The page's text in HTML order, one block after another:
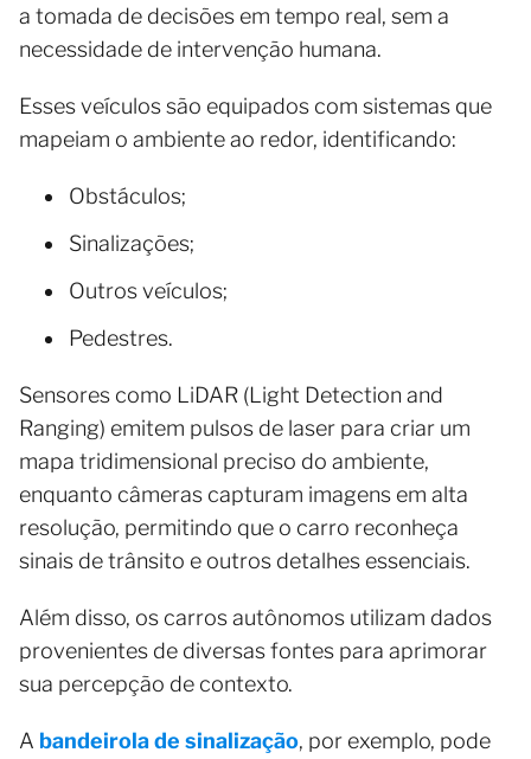
a tomada de decisões em tempo real, sem a
necessidade de intervenção humana.
Esses veículos são equipados com sistemas que
mapeiam o ambiente ao redor, identificando:
Obstáculos;
Sinalizações;
Outros veículos;
Pedestres.
Sensores como LiDAR (Light Detection and
Ranging) emitem pulsos de laser para criar um
mapa tridimensional preciso do ambiente,
enquanto câmeras capturam imagens em alta
resolução, permitindo que o carro reconheça
sinais de trânsito e outros detalhes essenciais.
Além disso, os carros autônomos utilizam dados
provenientes de diversas fontes para aprimorar
sua percepção de contexto.
A bandeirola de sinalização, por exemplo, pode